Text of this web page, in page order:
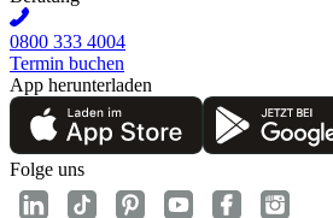
0800 333 4004
Termin buchen
App herunterladen
Folge uns